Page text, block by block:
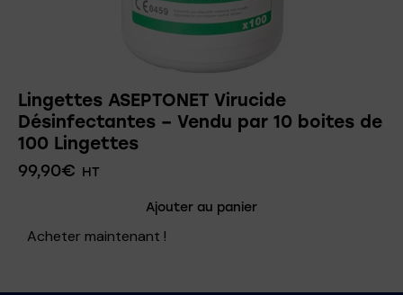
Lingettes ASEPTONET Virucide
Désinfectantes – Vendu par 10 boites de
100 Lingettes
99,90€ HT
Ajouter au panier
Acheter maintenant !